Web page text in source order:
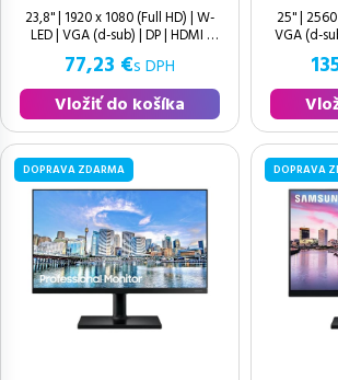
23,8" | 1920 x 1080 (Full HD) | W-
LED | VGA (d-sub) | DP | HDMI |
USB 3.0 | Speakers | 16:9 |
77,23 €s DPH
Vložiť do košíka
25" |
VGA (d-
USB 2.0 |
USB
DOPRAVA ZDARMA DOPRAVA